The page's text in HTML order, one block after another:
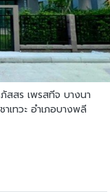
สสร เพรสทีจ บางนา
ทวะ อำเภอบางพลี